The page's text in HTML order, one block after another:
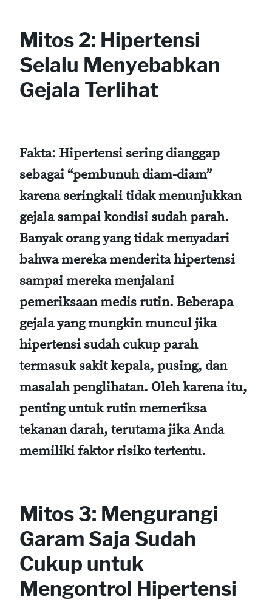
Mitos 2: Hipertensi
Selalu Menyebabkan
Gejala Terlihat
Fakta: Hipertensi sering dianggap
sebagai “pembunuh diam-diam”
karena seringkali tidak menunjukkan
gejala sampai kondisi sudah parah.
Banyak orang yang tidak menyadari
bahwa mereka menderita hipertensi
sampai mereka menjalani
pemeriksaan medis rutin. Beberapa
gejala yang mungkin muncul jika
hipertensi sudah cukup parah
termasuk sakit kepala, pusing, dan
masalah penglihatan. Oleh karena itu,
penting untuk rutin memeriksa
tekanan darah, terutama jika Anda
memiliki faktor risiko tertentu.
Mitos 3: Mengurangi
Garam Saja Sudah
Cukup untuk
Mengontrol Hipertensi